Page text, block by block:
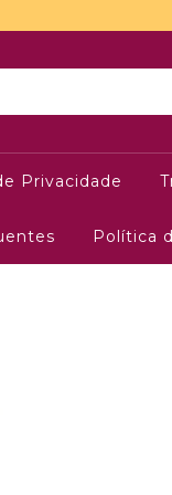
Privacidade
Política